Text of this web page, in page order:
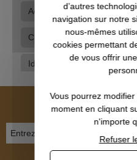
Accessoires
Calendrier de l'avent du
Idées cadeaux pour elle
d’autres
navigation sur notre
nous-mêmes
cookies permettant
de vous offrir
Vous pourrez
moment en cliquant
n'importe
Refuser